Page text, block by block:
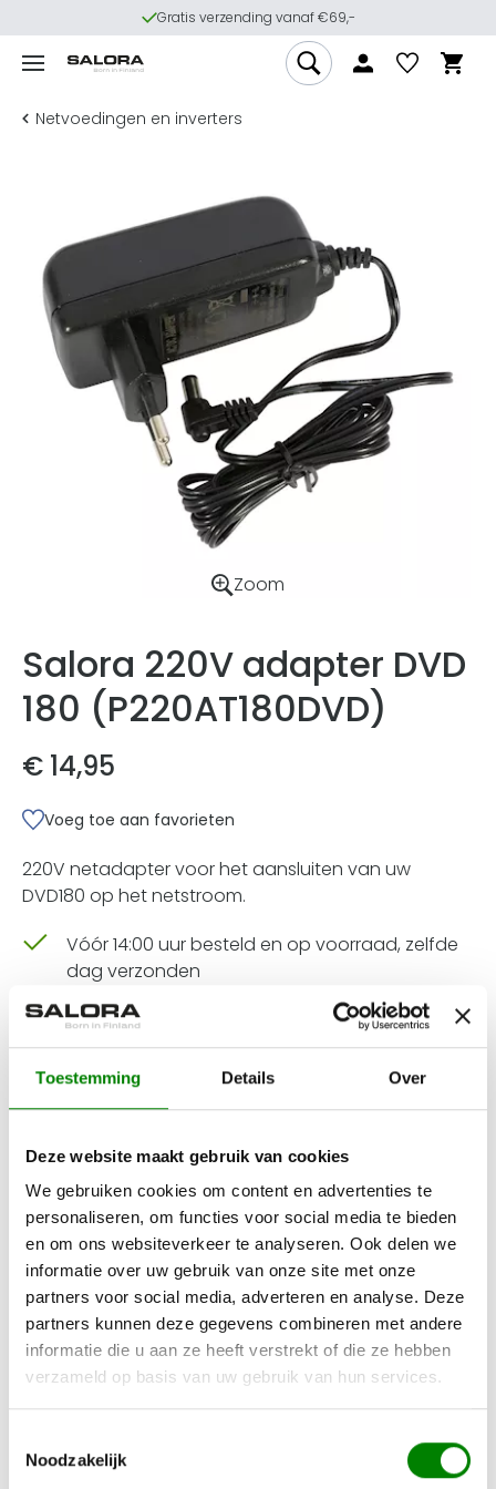
Toestemming Details Over
Deze website maakt gebruik van cookies
We gebruiken cookies om content en advertenties te
personaliseren, om functies voor social media te bieden
en om ons websiteverkeer te analyseren. Ook delen we
informatie over uw gebruik van onze site met onze
partners voor social media, adverteren en analyse. Deze
partners kunnen deze gegevens combineren met andere
informatie die u aan ze heeft verstrekt of die ze hebben
verzameld op basis van uw gebruik van hun services.
Noodzakelijk
Gratis verzending vanaf €69,-
Netvoedingen en inverters
Zoom
Salora 220V adapter DVD
180 (P220AT180DVD)
€ 14,95
Voeg toe aan favorieten
220V netadapter voor het aansluiten van uw
DVD180 op het netstroom.
Vóór 14:00 uur besteld en op voorraad, zelfde
dag verzonden
Beste prijs / kwaliteit
Op alle producten 2 jaar garantie
14 dagen retourneren
Omschrijving Specificaties
Omschrijving
220V netadapter voor het aansluiten van uw
DVD180 op het netstroom.
Vraag het onze expert!
Heb je een vraag over dit product of heb je hulp